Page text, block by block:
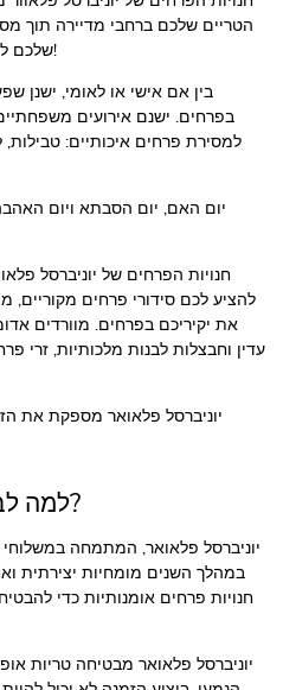
הטריים שלכם ברחבי מדיירה תוך
שלכם לפני 16:00 למשלוח פרחים למחרת!
בין אם אישי או לאומי, ישנן
בפרחים. ישנם אירועים
למסירת פרחים איכותיים: טבילות,
יום האם, יום הסבתא ויום
חנויות הפרחים של יוניברסל
להציע לכם סידורי פרחים מקוריים,
את יקיריכם בפרחים. מוורדים
עדין וחבצלות לבנות מלכותיות, זרי
יוניברסל פלאואר מספקת את
למה לבחור ביוניברסל פלאואר?
במהלך השנים מומחיות יצירתית
חנויות פרחים אומנותיות כדי
יוניברסל פלאואר מבטיחה טריות